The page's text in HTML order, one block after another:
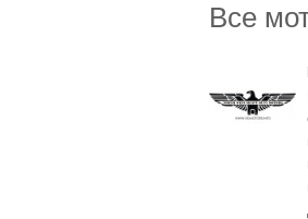
Все